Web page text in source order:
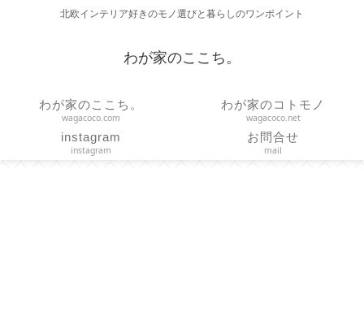
北欧インテリア好きのモノ選びと暮らしのワンポイント
わが家のここち。
わが家のここち。
wagacoco.com
わが家のコトモノ
wagacoco.net
instagram
instagram
お問合せ
mail